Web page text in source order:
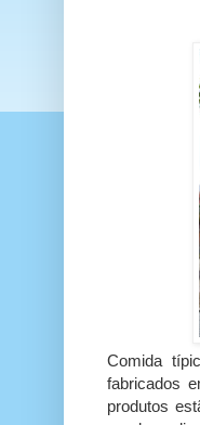
Comida
fabricados
produtos